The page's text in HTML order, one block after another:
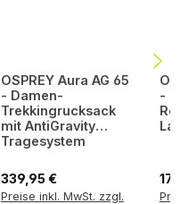
OSPREY Aura AG 65
- Damen-
Trekkingrucksack
mit AntiGravity
Tragesystem
Regulärer Preis:
339,95 €
Preise inkl. MwSt. zzgl.
-